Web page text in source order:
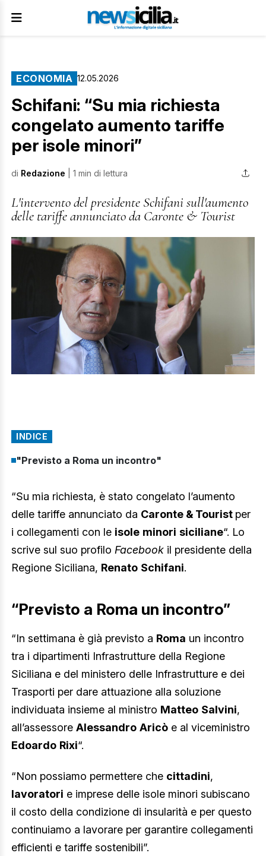
ECONOMIA 12.05.2026
Schifani: “Su mia richiesta
congelato aumento tariffe
per isole minori”
di Redazione | 1 min di lettura
L'intervento del presidente Schifani sull'aumento
delle tariffe annunciato da Caronte & Tourist
INDICE
"Previsto a Roma un incontro"
“Su mia richiesta, è stato congelato l’aumento
delle tariffe annunciato da Caronte & Tourist per
i collegamenti con le isole minori siciliane“. Lo
scrive sul suo profilo Facebook il presidente della
Regione Siciliana, Renato Schifani.
“Previsto a Roma un incontro”
“In settimana è già previsto a Roma un incontro
tra i dipartimenti Infrastrutture della Regione
Siciliana e del ministero delle Infrastrutture e dei
Trasporti per dare attuazione alla soluzione
individuata insieme al ministro Matteo Salvini,
all’assessore Alessandro Aricò e al viceministro
Edoardo Rixi“.
“Non possiamo permettere che cittadini,
lavoratori e imprese delle isole minori subiscano
il costo della condizione di insularità e per questo
continuiamo a lavorare per garantire collegamenti
efficienti e tariffe sostenibili”.